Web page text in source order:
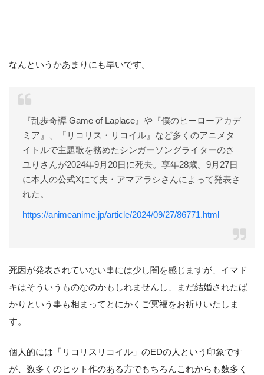
なんというかあまりにも早いです。
『乱歩奇譚 Game of Laplace』や『僕のヒーローアカデ
ミア』、『リコリス・リコイル』など多くのアニメタ
イトルで主題歌を務めたシンガーソングライターのさ
ユりさんが2024年9月20日に死去。享年28歳。9月27日
に本人の公式Xにて夫・アマアラシさんによって発表さ
れた。
https://animeanime.jp/article/2024/09/27/86771.html
死因が発表されていない事には少し闇を感じますが、イマド
キはそういうものなのかもしれませんし、まだ結婚されたば
かりという事も相まってとにかくご冥福をお祈りいたしま
す。
個人的には「リコリスリコイル」のEDの人という印象です
が、数多くのヒット作のある方でもちろんこれからも数多く